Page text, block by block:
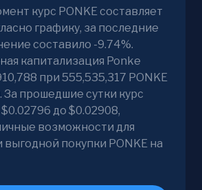
курс PONKE составляет
графику, за последние
составило -9.74%.
капитализация Ponke
при 555,535,317 PONKE
прошедшие сутки курс
до $0.02908,
возможности для
покупки PONKE на